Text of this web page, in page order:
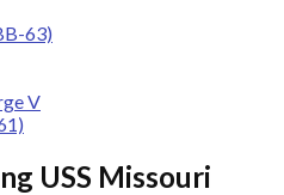
63)
V
USS Missouri